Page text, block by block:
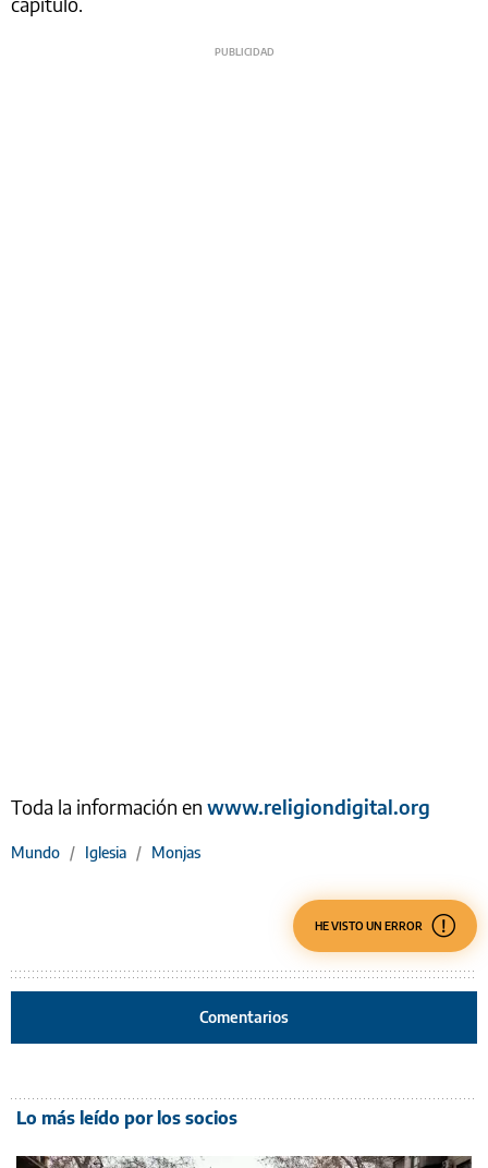
Toda la información en www.religiondigital.org
Mundo / Iglesia / Monjas
HE VISTO UN ERROR
Comentarios
Lo más leído por los socios